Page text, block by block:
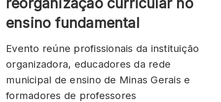
ensino fundamental
Evento reúne profissionais da instituição
organizadora, educadores da rede
municipal de ensino de Minas Gerais e
formadores de professores